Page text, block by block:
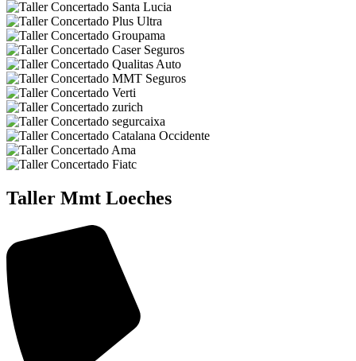
Taller Mmt Loeches